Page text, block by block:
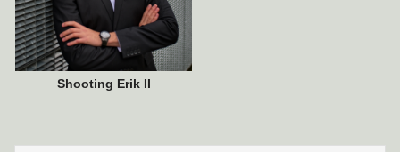
Shooting Erik II